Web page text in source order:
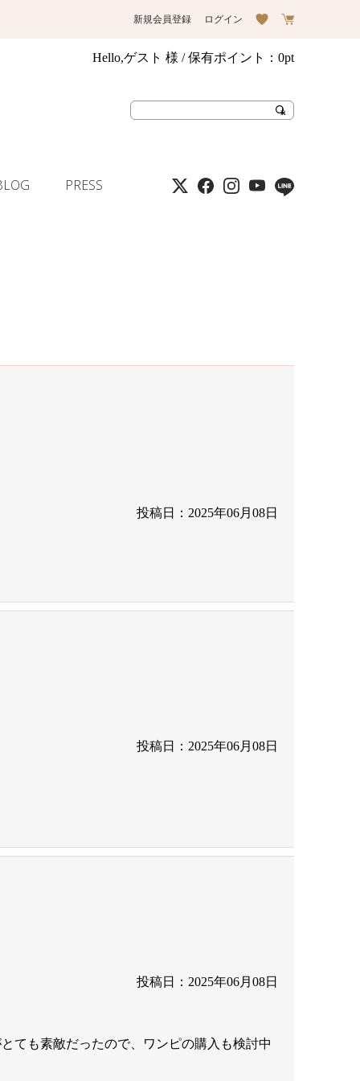
新規会員登録 ログイン
Hello,ゲスト 様 / 保有ポイント： 0pt
PRESS
投稿日：2025年06月08日
投稿日：2025年06月08日
投稿日：2025年06月08日
ても素敵だったので、ワンピの購入も検討中